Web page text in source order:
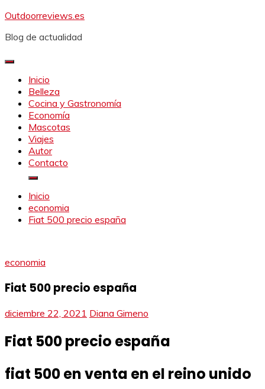
Saltar
contenido
Outdoorreviews.es
Blog de actualidad
Inicio
Belleza
Cocina y Gastronomía
Economía
Mascotas
Viajes
Autor
Contacto
Inicio
economia
Fiat 500 precio españa
economia
Fiat 500 precio españa
diciembre 22, 2021 Diana Gimeno
Fiat 500 precio españa
fiat 500 en venta en el reino unido